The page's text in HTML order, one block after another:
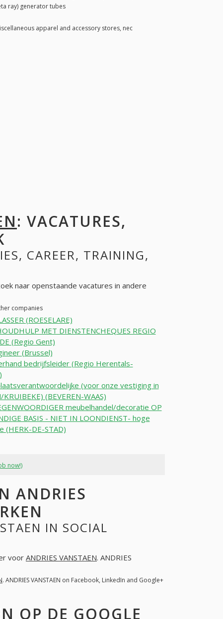
ray) generator tubes
apparel and accessory stores, nec
: VACATURES,
CAREER, TRAINING,
naar openstaande vacatures in andere
companies
(ROESELARE)
MET DIENSTENCHEQUES REGIO
(Regio Gent)
(Brussel)
bedrijfsleider (Regio Herentals-
(voor onze vestiging in
KRUIBEKE) (BEVEREN-WAAS)
meubelhandel/decoratie OP
BASIS - NIET IN LOONDIENST- hoge
(HERK-DE-STAD)
now!)
ANDRIES
IN SOCIAL
voor ANDRIES VANSTAEN. ANDRIES
. ANDRIES VANSTAEN on Facebook, LinkedIn and Google+
OP DE GOOGLE